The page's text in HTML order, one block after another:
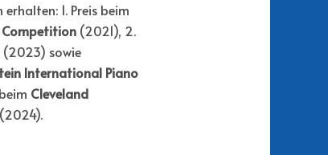
1. Preis beim
(2021), 2.
(2023) sowie
International Piano
Cleveland
(2024).